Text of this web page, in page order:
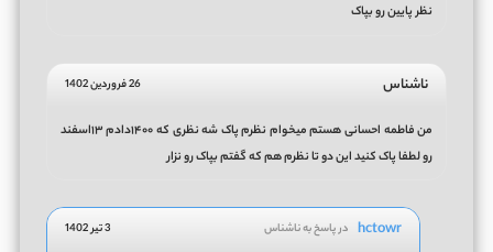
نظر پایین رو بپاک
ناشناس 26 فروردین 1402
من فاطمه احسانی هستم میخوام نظرم پاک شه نظری که ۱۴۰۰دادم ۱۳اسفند
رو لطفا پاک کنید این دو تا نظرم هم که گفتم بپاک رو نزار
hctowr در پاسخ به ناشناس 3 تیر 1402